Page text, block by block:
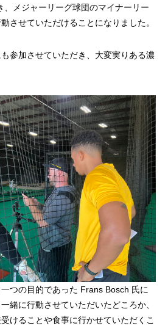
、メジャーリーグ球団のマイナーリー
させていただけることになりました。
参加させていただき、大変実りある濃
つの目的であった Frans Bosch 氏に
緒に行動させていただいたどころか、
けることや食事に行かせていただくこ